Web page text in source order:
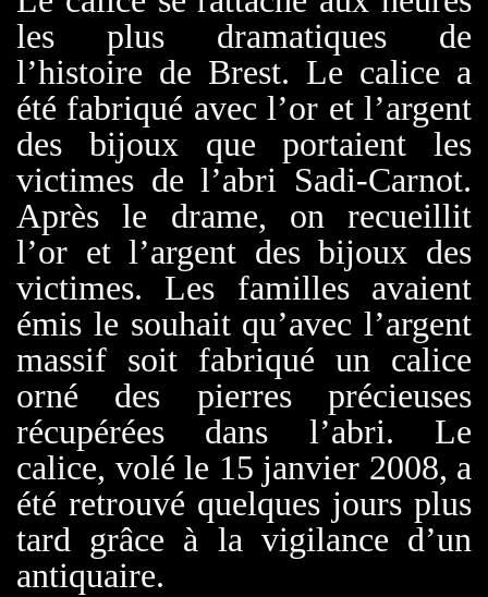
les plus dramatiques de
l’histoire de Brest. Le calice a
été fabriqué avec l’or et l’argent
des bijoux que portaient les
victimes de l’abri Sadi-Carnot.
Après le drame, on recueillit
l’or et l’argent des bijoux des
victimes. Les familles avaient
émis le souhait qu’avec l’argent
massif soit fabriqué un calice
orné des pierres précieuses
récupérées dans l’abri. Le
calice, volé le 15 janvier 2008, a
été retrouvé quelques jours plus
tard grâce à la vigilance d’un
antiquaire.